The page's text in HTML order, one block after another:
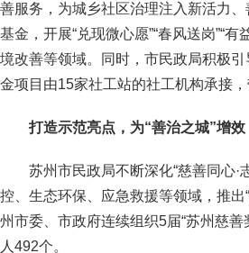
善服务，为城乡社区治理注入新活力
基金，开展“兑现微心愿”“春风送岗”“
境改善等领域。同时，市民政局积极
金项目由15家社工站的社工机构承接
打造示范亮点，为“善治之城”增效
苏州市民政局不断深化“慈善同心
控、生态环保、应急救援等领域，推出“
州市委、市政府连续组织5届“苏州慈
人492个。